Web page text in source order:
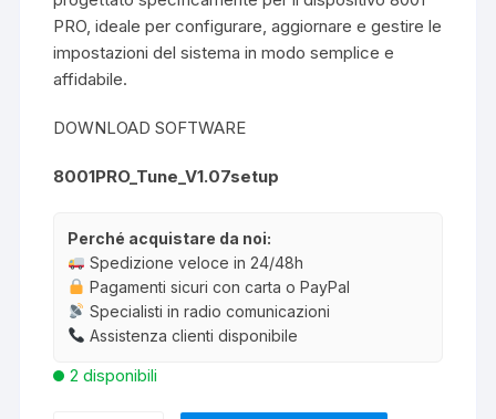
PRO, ideale per configurare, aggiornare e gestire le
impostazioni del sistema in modo semplice e
affidabile.
DOWNLOAD SOFTWARE
8001PRO_Tune_V1.07setup
Perché acquistare da noi:
Spedizione veloce in 24/48h
Pagamenti sicuri con carta o PayPal
Specialisti in radio comunicazioni
Assistenza clienti disponibile
2 disponibili